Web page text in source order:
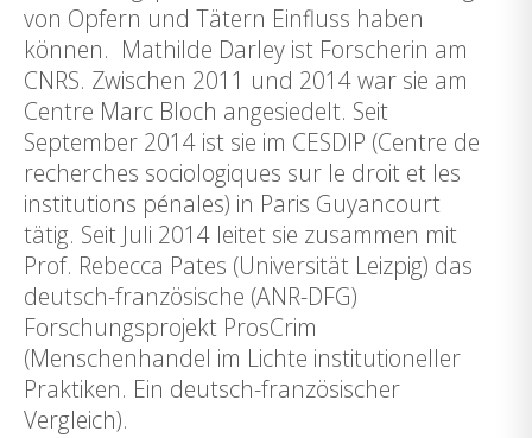
von Opfern und Tätern Einfluss haben
können. Mathilde Darley ist Forscherin am
CNRS. Zwischen 2011 und 2014 war sie am
Centre Marc Bloch angesiedelt. Seit
September 2014 ist sie im CESDIP (Centre de
recherches sociologiques sur le droit et les
institutions pénales) in Paris Guyancourt
tätig. Seit Juli 2014 leitet sie zusammen mit
Prof. Rebecca Pates (Universität Leizpig) das
deutsch-französische (ANR-DFG)
Forschungsprojekt ProsCrim
(Menschenhandel im Lichte institutioneller
Praktiken. Ein deutsch-französischer
Vergleich).